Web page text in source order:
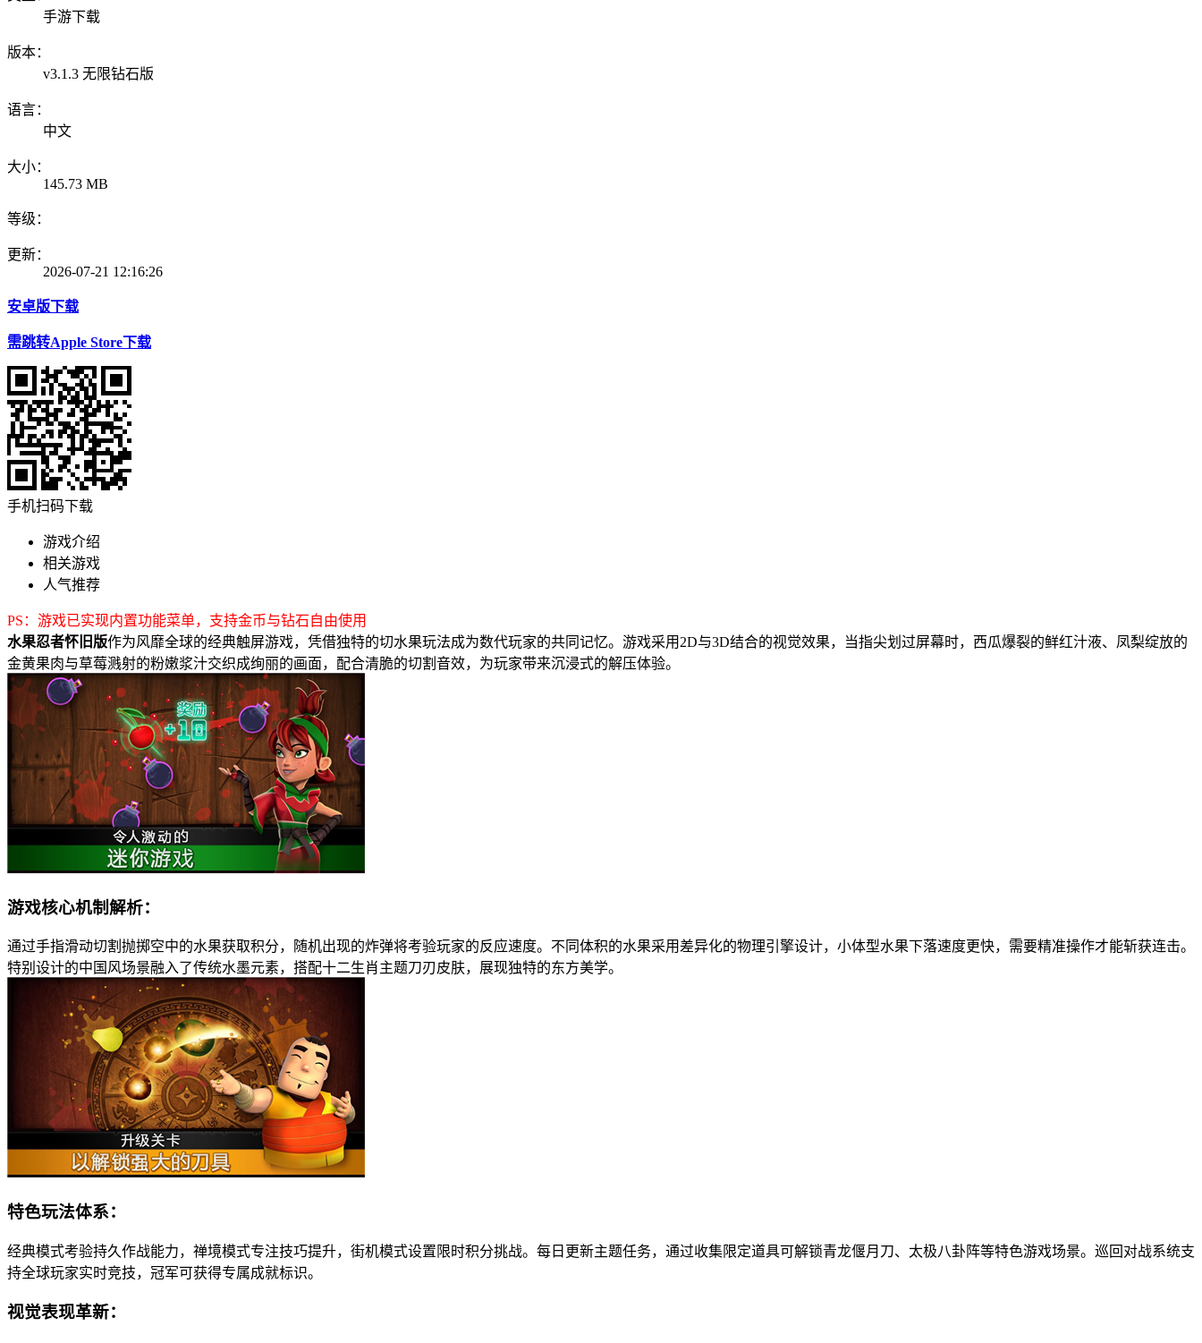
手游下载
版本：
v3.1.3 无限钻石版
语言：
中文
大小：
145.73 MB
等级：
更新：
2026-07-21 12:16:26
安卓版下载
需跳转Apple Store下载
手机扫码下载
游戏介绍
相关游戏
人气推荐
PS：游戏已实现内置功能菜单，支持金币与钻石自由使用
水果忍者怀旧版作为风靡全球的经典触屏游戏，凭借独特的切水果玩法成为数代玩家的共同记忆。游戏采用2D与3D结合的视觉效果，当指尖划过屏幕时，西瓜爆裂的鲜红汁液、凤梨绽放的
金黄果肉与草莓溅射的粉嫩浆汁交织成绚丽的画面，配合清脆的切割音效，为玩家带来沉浸式的解压体验。
游戏核心机制解析：
通过手指滑动切割抛掷空中的水果获取积分，随机出现的炸弹将考验玩家的反应速度。不同体积的水果采用差异化的物理引擎设计，小体型水果下落速度更快，需要精准操作才能斩获连击。
特别设计的中国风场景融入了传统水墨元素，搭配十二生肖主题刀刃皮肤，展现独特的东方美学。
特色玩法体系：
经典模式考验持久作战能力，禅境模式专注技巧提升，街机模式设置限时积分挑战。每日更新主题任务，通过收集限定道具可解锁青龙偃月刀、太极八卦阵等特色游戏场景。巡回对战系统支
持全球玩家实时竞技，冠军可获得专属成就标识。
视觉表现革新：